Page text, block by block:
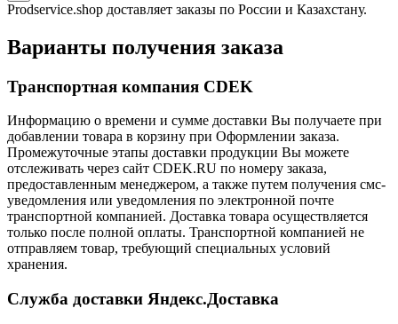
Prodservice.shop доставляет заказы по России и Казахстану.
Варианты получения заказа
Транспортная компания CDEK
Информацию о времени и сумме доставки Вы получаете при
добавлении товара в корзину при Оформлении заказа.
Промежуточные этапы доставки продукции Вы можете
отслеживать через сайт CDEK.RU по номеру заказа,
предоставленным менеджером, а также путем получения смс-
уведомления или уведомления по электронной почте
транспортной компанией. Доставка товара осуществляется
только после полной оплаты. Транспортной компанией не
отправляем товар, требующий специальных условий
хранения.
Служба доставки Яндекс.Доставка